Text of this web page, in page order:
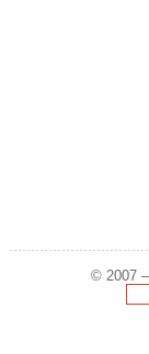
© 2007